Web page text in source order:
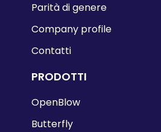
Parità di genere
Company profile
Contatti
PRODOTTI
OpenBlow
Butterfly